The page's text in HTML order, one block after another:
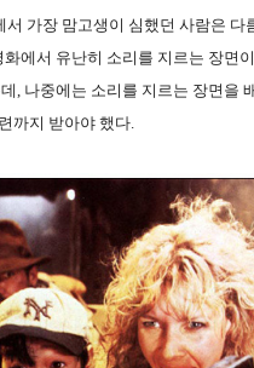
서 가장 맘고생이 심했던 사람은 다
화에서 유난히 소리를 지르는 장면
, 나중에는 소리를 지르는 장면을
까지 받아야 했다.